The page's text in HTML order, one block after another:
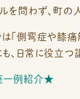
ルを問わず、町
「側弯症や膝痛
、日常に役立つ
例紹介★